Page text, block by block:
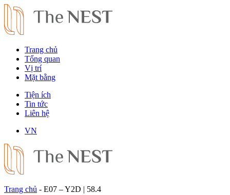
Trang chủ
Tổng quan
Vị trí
Mặt bằng
Tiện ích
Tin tức
Liên hệ
VN
Trang chủ - E07 – Y2D | 58.4